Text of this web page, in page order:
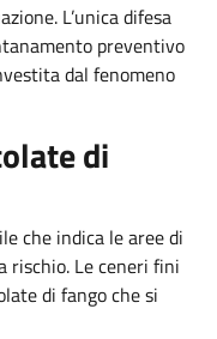
L’unica difesa
preventivo
dal fenomeno
di
che indica le aree di
rischio. Le ceneri fini
di fango che si